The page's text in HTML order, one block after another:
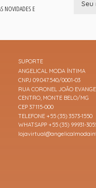
NOVIDADES E
SUPORTE
ANGELICAL MODA ÍNTIMA
CNPJ 09.047.540/0001-03
RUA CORONEL JOÃO
CENTRO, MONTE BELO/MG
CEP 37115-000
TELEFONE +55 (35) 3573-1550
WHATSAPP +55 (35) 99931-